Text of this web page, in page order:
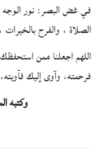
في غض البصر: نور الوجه
الصلاة ، والفرح
اللهم اجعلنا ممن
فرحمته، وآوى إليك
وكتبه